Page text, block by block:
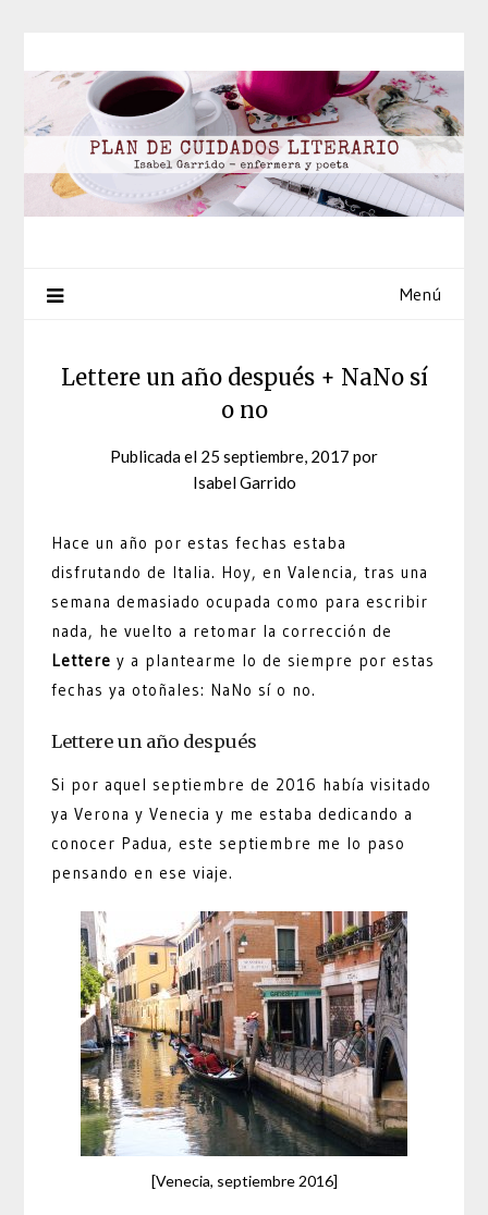
contenido
Menú
Lettere un año después + NaNo sí
o no
Publicada el 25 septiembre, 2017 por
Isabel Garrido
Hace un año por estas fechas estaba
disfrutando de Italia. Hoy, en Valencia, tras una
semana demasiado ocupada como para escribir
nada, he vuelto a retomar la corrección de
Lettere y a plantearme lo de siempre por estas
fechas ya otoñales: NaNo sí o no.
Lettere un año después
Si por aquel septiembre de 2016 había visitado
ya Verona y Venecia y me estaba dedicando a
conocer Padua, este septiembre me lo paso
pensando en ese viaje.
[Venecia, septiembre 2016]